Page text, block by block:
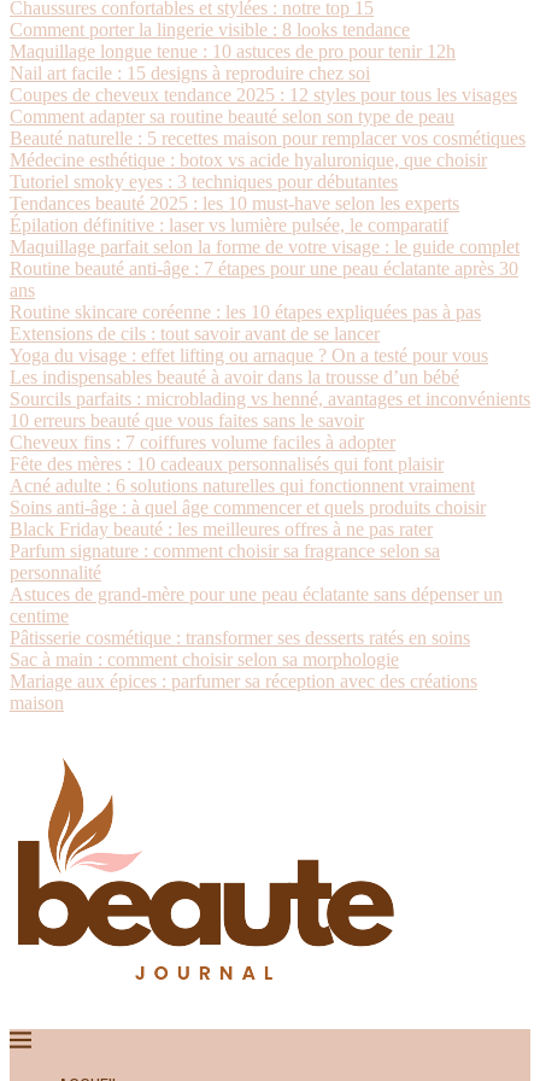
Chaussures confortables et stylées : notre top 15
Comment porter la lingerie visible : 8 looks tendance
Maquillage longue tenue : 10 astuces de pro pour tenir 12h
Nail art facile : 15 designs à reproduire chez soi
Coupes de cheveux tendance 2025 : 12 styles pour tous les visages
Comment adapter sa routine beauté selon son type de peau
Beauté naturelle : 5 recettes maison pour remplacer vos cosmétiques
Médecine esthétique : botox vs acide hyaluronique, que choisir
Tutoriel smoky eyes : 3 techniques pour débutantes
Tendances beauté 2025 : les 10 must-have selon les experts
Épilation définitive : laser vs lumière pulsée, le comparatif
Maquillage parfait selon la forme de votre visage : le guide complet
Routine beauté anti-âge : 7 étapes pour une peau éclatante après 30
ans
Routine skincare coréenne : les 10 étapes expliquées pas à pas
Extensions de cils : tout savoir avant de se lancer
Yoga du visage : effet lifting ou arnaque ? On a testé pour vous
Les indispensables beauté à avoir dans la trousse d’un bébé
Sourcils parfaits : microblading vs henné, avantages et inconvénients
10 erreurs beauté que vous faites sans le savoir
Cheveux fins : 7 coiffures volume faciles à adopter
Fête des mères : 10 cadeaux personnalisés qui font plaisir
Acné adulte : 6 solutions naturelles qui fonctionnent vraiment
Soins anti-âge : à quel âge commencer et quels produits choisir
Black Friday beauté : les meilleures offres à ne pas rater
Parfum signature : comment choisir sa fragrance selon sa
personnalité
Astuces de grand-mère pour une peau éclatante sans dépenser un
centime
Pâtisserie cosmétique : transformer ses desserts ratés en soins
Sac à main : comment choisir selon sa morphologie
Mariage aux épices : parfumer sa réception avec des créations
maison